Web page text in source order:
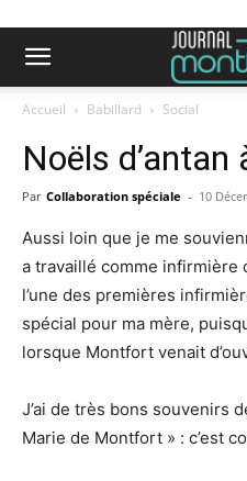
Accueil Babillard Social
Noëls
Par Collaboration spéciale - 10
Aussi loin que je me
a travaillé comme infirmière
l’une des premières
spécial pour ma mère,
lorsque Montfort venait
J’ai de très bons souvenirs
Marie de Montfort » : c’est